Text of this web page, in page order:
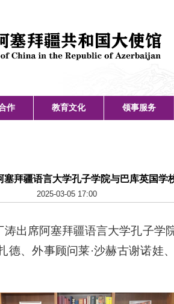
作 教育文化 领事服务
拜疆语言大学孔子学院与巴库英国学
2025-03-05 17:00
出席阿塞拜疆语言大学孔子学
德、外事顾问莱·沙赫古谢诺娃